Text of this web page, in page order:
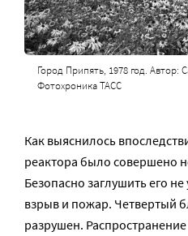
Город Припять, 1978 год.
Фотохроника ТАСС
Как выяснилось
реактора было совершено
Безопасно заглушить его
взрыв и пожар. Четвертый
разрушен.